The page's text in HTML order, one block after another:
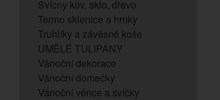
Svícny kov, sklo, dřevo
Termo sklenice a hrnky
Truhlíky a závěsné koše
UMĚLÉ TULIPÁNY
Vánoční dekorace
Vánoční domečky
Vánoční věnce a svíčky